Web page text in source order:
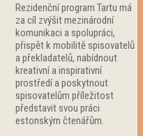
Rezidenční program Tartu má
za cíl zvýšit mezinárodní
komunikaci a spolupráci,
přispět k mobilitě spisovatelů
a překladatelů, nabídnout
kreativní a inspirativní
prostředí a poskytnout
spisovatelům příležitost
představit svou práci
estonským čtenářům.